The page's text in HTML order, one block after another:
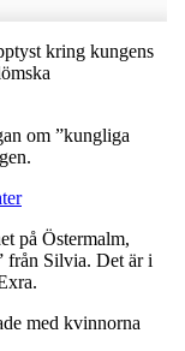
kring kungens
om ”kungliga
på Östermalm,
från Silvia. Det är i
med kvinnorna